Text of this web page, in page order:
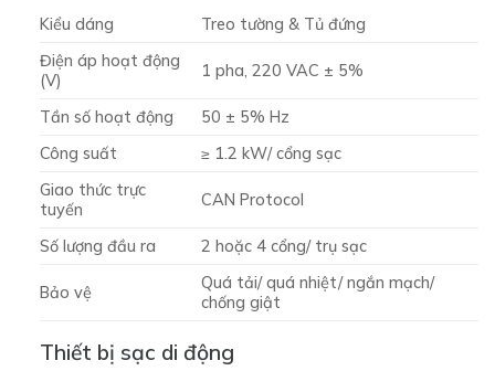
Kiểu dáng
Treo tường & Tủ đứng
Điện áp hoạt động
(V)
1 pha, 220 VAC ± 5%
Tần số hoạt động
50 ± 5% Hz
Công suất
≥ 1.2 kW/ cổng sạc
Giao thức trực
tuyến
CAN Protocol
Số lượng đầu ra 2 hoặc 4 cổng/ trụ sạc
Bảo vệ
Quá tải/ quá nhiệt/ ngắn mạch/
chống giật
Thiết bị sạc di động